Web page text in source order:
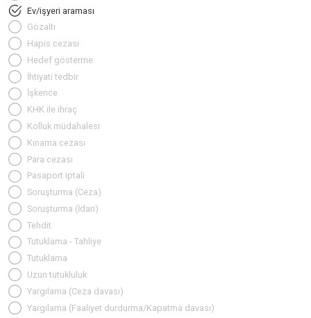
Ev/işyeri araması
Gözaltı
Hapis cezası
Hedef gösterme
İhtiyati tedbir
İşkence
KHK ile ihraç
Kolluk müdahalesi
Kınama cezası
Para cezası
Pasaport iptali
Soruşturma (Ceza)
Soruşturma (İdari)
Tehdit
Tutuklama - Tahliye
Tutuklama
Uzun tutukluluk
Yargılama (Ceza davası)
Yargılama (Faaliyet durdurma/Kapatma davası)